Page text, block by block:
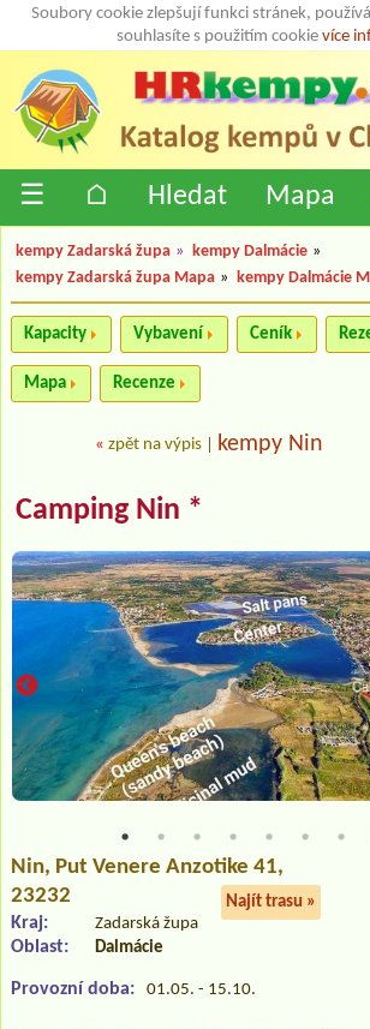
Soubory cookie zlepšují funkci stránek,
souhlasíte s použitím cookie více
☰ ⌂ Hledat Mapa
kempy Zadarská župa » kempy Dalmácie »
kempy Zadarská župa Mapa » kempy Dalmácie
Kapacity Vybavení Ceník
Mapa Recenze
« zpět na výpis kempy Nin
Camping Nin *
Nin, Put Venere Anzotike 41,
23232
Najít trasu »
Kraj: Zadarská župa
Oblast: Dalmácie
Provozní doba: 01.05. - 15.10.